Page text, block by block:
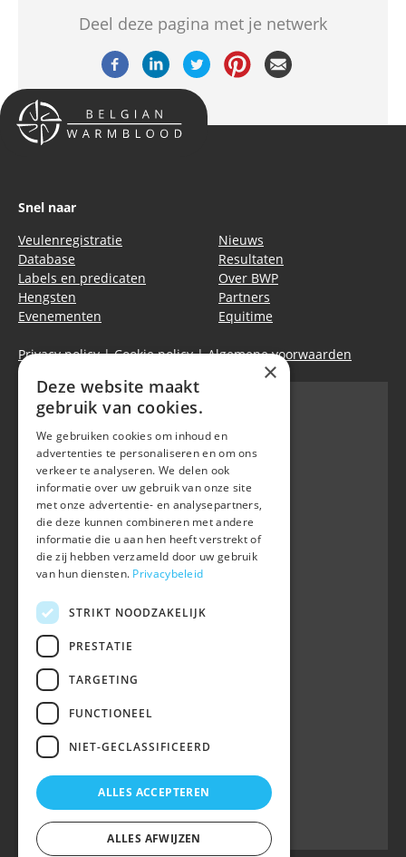
Deel deze pagina met je netwerk
Snel naar
Veulenregistratie
Database
Labels en predicaten
Hengsten
Evenementen
Nieuws
Resultaten
Over BWP
Partners
Equitime
Privacy policy|Cookie policy|Algemene voorwaarden
Belgian Warmblood - BWP
Waversebaan 99
B-3050 OUD-HEVERLEE
+32 (0) 16 47 99 80
info@belgian-warmblood.com
BTW BE 0410.346.424
RPR Leuven
Volg ons op
Wij zijn telefonisch bereikbaar:
woe 9u-12u
maa, din, don, vrij 13u-16u
×
Deze website maakt
gebruik van cookies.
We gebruiken cookies om inhoud en
advertenties te personaliseren en om ons
verkeer te analyseren. We delen ook
informatie over uw gebruik van onze site
met onze advertentie- en analysepartners,
die deze kunnen combineren met andere
informatie die u aan hen heeft verstrekt of
die zij hebben verzameld door uw gebruik
van hun diensten. Privacybeleid
STRIKT NOODZAKELIJK
PRESTATIE
TARGETING
FUNCTIONEEL
NIET-GECLASSIFICEERD
ALLES ACCEPTEREN
ALLES AFWIJZEN